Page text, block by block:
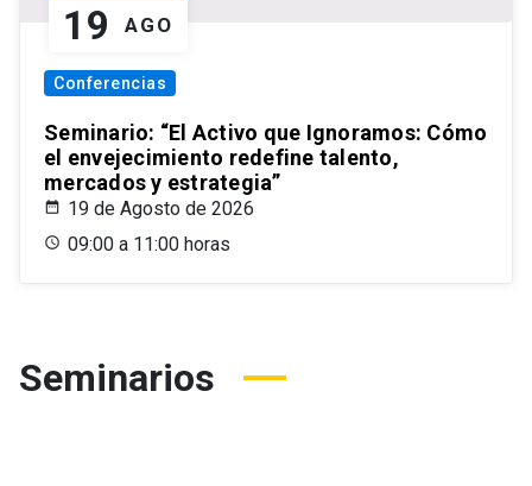
19 AGO
Conferencias
Seminario: “El Activo que Ignoramos: Cómo
el envejecimiento redefine talento,
mercados y estrategia”
19 de Agosto de 2026
09:00 a 11:00 horas
Seminarios